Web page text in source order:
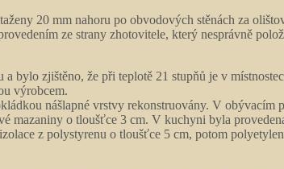
20 mm nahoru po obvodových stěnách za
ze strany zhotovitele, který nesprávně
bylo zjištěno, že při teplotě 21 stupňů je v
výrobcem.
nášlapné vrstvy rekonstruovány. V obývacím
mazaniny o tloušťce 3 cm. V kuchyni byla
z polystyrenu o tloušťce 5 cm, potom